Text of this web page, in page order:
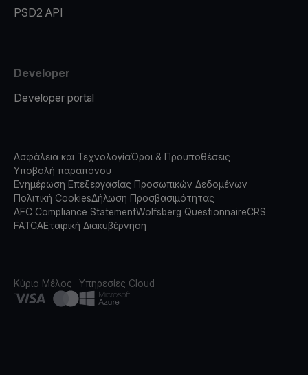
PSD2 API
Developer
Developer portal
Ασφάλεια και ΤεχνολογίαΌροι & Προϋποθέσεις
Υποβολή παραπόνου
Ενημέρωση Επεξεργασίας Προσωπικών Δεδομένων
Πολιτική CookiesΔήλωση Προσβασιμότητας
AFC Compliance StatementWolfsberg QuestionnaireCRS
FATCAΕταιρική Διακυβέρνηση
Κύριο Μέλος Υπηρεσίες Cloud